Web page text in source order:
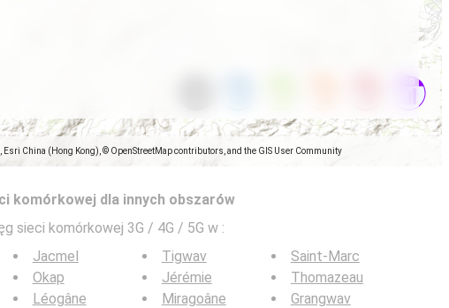
Esri China (Hong Kong), © OpenStreetMap contributors, and the GIS User Community
komórkowej dla innych obszarów
sieci komórkowej 3G / 4G / 5G w :
Jacmel
Okap
Léogâne
Tigwav
Jérémie
Miragoâne
Saint-Marc
Thomazeau
Grangwav